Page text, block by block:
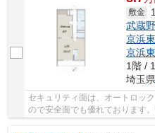
敷金
武蔵
京浜
京浜
1階 /
埼玉県
セキュリティ面は、オートロッ
ので安全面でも優れております